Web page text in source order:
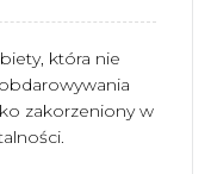
która nie
zakorzeniony w